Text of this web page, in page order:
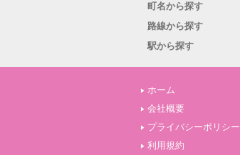
町名から探す
路線から探す
駅から探す
ホーム
会社概要
プライバシーポリシー
利用規約